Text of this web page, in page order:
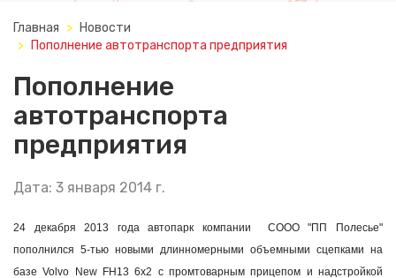
Главная
Новости
Пополнение автотранспорта предприятия
Пополнение
автотранспорта
предприятия
Дата: 3 января 2014 г.
24 декабря 2013 года автопарк компании СООО "ПП Полесье"
пополнился 5-тью новыми длинномерными объемными сцепками на
базеVolvo New FH13 6x2 с промтоварным прицепом и надстройкой